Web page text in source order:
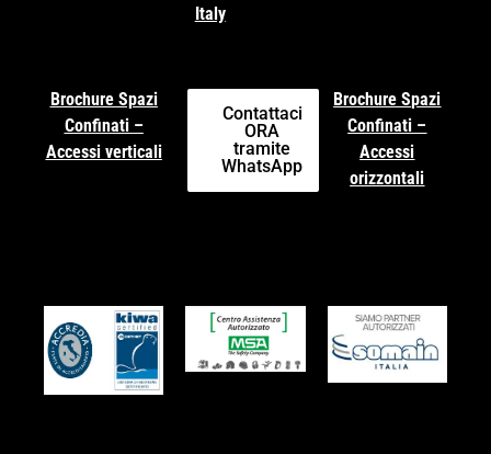
Italy
Brochure Spazi
Confinati –
Accessi verticali
Contattaci
ORA
tramite
WhatsApp
Brochure Spazi
Confinati –
Accessi
orizzontali